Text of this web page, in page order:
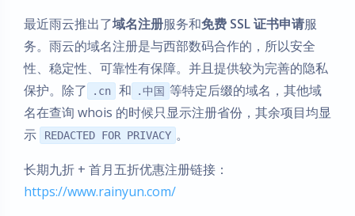
最近雨云推出了域名注册服务和免费 SSL 证书申请服
务。雨云的域名注册是与西部数码合作的，所以安全
性、稳定性、可靠性有保障。并且提供较为完善的隐私
保护。除了
.cn 和 .中国 等特定后缀的域名，其他域
名在查询 whois 的时候只显示注册省份，其余项目均显
示
REDACTED FOR PRIVACY 。
长期九折 + 首月五折优惠注册链接：
https://www.rainyun.com/